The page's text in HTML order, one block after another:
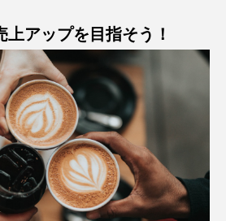
アップを目指そう！